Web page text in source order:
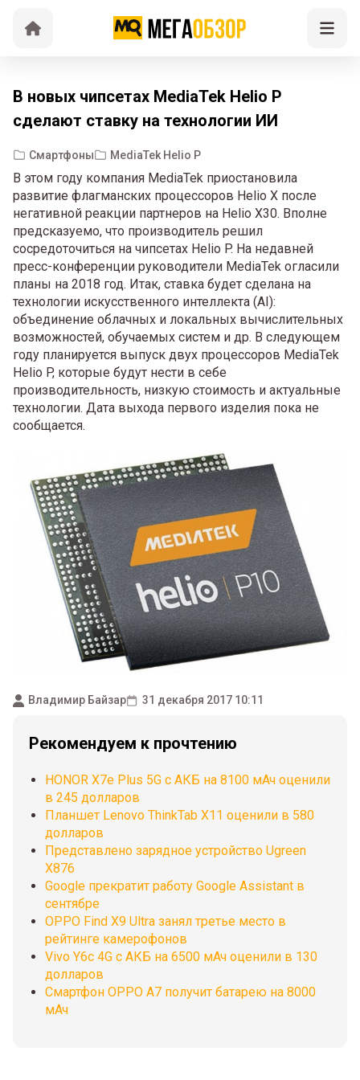
В новых чипсетах MediaTek Helio P
сделают ставку на технологии ИИ
Смартфоны MediaTek Helio P
В этом году компания MediaTek приостановила
развитие флагманских процессоров Helio X после
негативной реакции партнеров на Helio X30. Вполне
предсказуемо, что производитель решил
сосредоточиться на чипсетах Helio P. На недавней
пресс-конференции руководители MediaTek огласили
планы на 2018 год. Итак, ставка будет сделана на
технологии искусственного интеллекта (AI):
объединение облачных и локальных вычислительных
возможностей, обучаемых систем и др. В следующем
году планируется выпуск двух процессоров MediaTek
Helio P, которые будут нести в себе
производительность, низкую стоимость и актуальные
технологии. Дата выхода первого изделия пока не
сообщается.
Владимир Байзар 31 декабря 2017 10:11
Рекомендуем к прочтению
HONOR X7e Plus 5G с АКБ на 8100 мАч оценили
в 245 долларов
Планшет Lenovo ThinkTab X11 оценили в 580
долларов
Представлено зарядное устройство Ugreen
X876
Google прекратит работу Google Assistant в
сентябре
OPPO Find X9 Ultra занял третье место в
рейтинге камерофонов
Vivo Y6c 4G c АКБ на 6500 мАч оценили в 130
долларов
Смартфон OPPO A7 получит батарею на 8000
мАч